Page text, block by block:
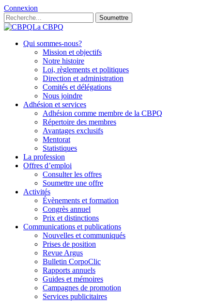
Connexion
Soumettre
La CBPQ
Qui sommes-nous?
Mission et objectifs
Notre histoire
Loi, règlements et politiques
Direction et administration
Comités et délégations
Nous joindre
Adhésion et services
Adhésion comme membre de la CBPQ
Répertoire des membres
Avantages exclusifs
Mentorat
Statistiques
La profession
Offres d’emploi
Consulter les offres
Soumettre une offre
Activités
Évènements et formation
Congrès annuel
Prix et distinctions
Communications et publications
Nouvelles et communiqués
Prises de position
Revue Argus
Bulletin CorpoClic
Rapports annuels
Guides et mémoires
Campagnes de promotion
Services publicitaires